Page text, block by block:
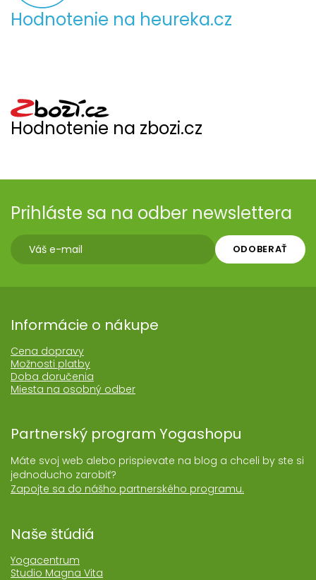
Hodnotenie na heureka.cz
Hodnotenie na zbozi.cz
Prihláste sa na odber newslettera
ODOBERAŤ
Informácie o nákupe
Cena dopravy
Možnosti platby
Doba doručenia
Miesta na osobný odber
Partnerský program Yogashopu
Máte svoj web alebo prispievate na blog a chceli by ste si
jednoducho zarobiť?
Zapojte sa do nášho partnerského programu.
Naše štúdiá
Yogacentrum
Studio Magna Vita